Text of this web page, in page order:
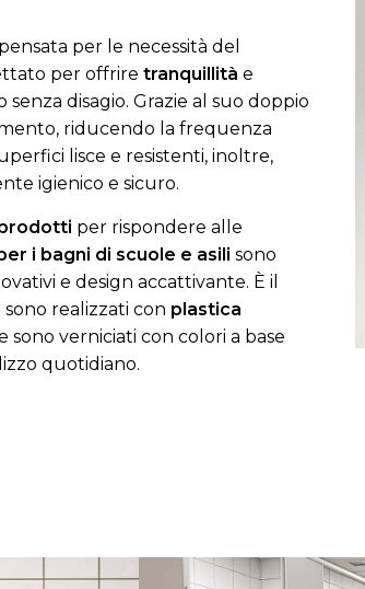
per le necessità del
per offrire tranquillità e
disagio. Grazie al suo doppio
riducendo la frequenza
lisce e resistenti, inoltre,
igienico e sicuro.
per rispondere alle
i bagni di scuole e asili sono
e design accattivante. È il
realizzati con plastica
verniciati con colori a base
quotidiano.